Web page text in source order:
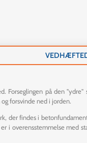
Forseglingen på den "ydre"
forsvinde ned i jorden.
der findes i
i overensstemmelse med